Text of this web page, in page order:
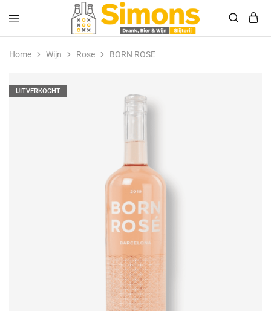
Simonsdrank.nl
Drank,
Bier
&
Home Wijn Rose BORN ROSE
UITVERKOCHT